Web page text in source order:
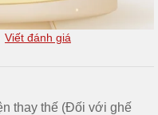
thay thế (Đối với ghế
Viết đánh giá